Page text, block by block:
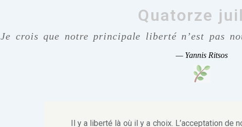
Quatorze
Je crois que notre principale liberté n’est pas
— Yannis Ritsos
Il y a liberté là où il y a choix. L’acceptation de